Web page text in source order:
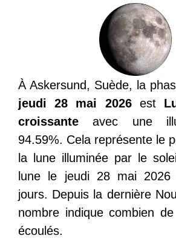
À Askersund, Suède, la
jeudi 28 mai 2026est
croissante avec une
94.59%. Cela représente le
la lune illuminée par le
lune le jeudi 28 mai
jours. Depuis la dernière
nombre indique combien
écoulés.